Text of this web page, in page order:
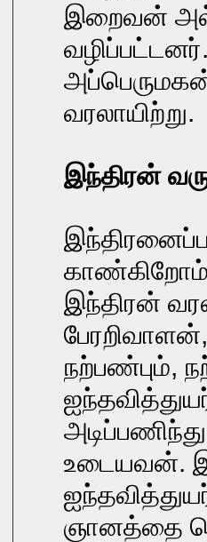
இறைவன்
வரலாயிற்று.
இந்திரன்
இந்திரன்
நற்பண்பும்,
உடையவன்.
ஞானத்தை